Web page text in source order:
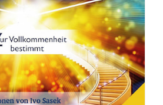
töten besser